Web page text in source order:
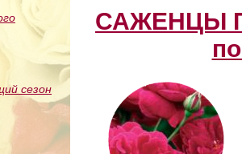
сезон
САЖЕНЦЫ